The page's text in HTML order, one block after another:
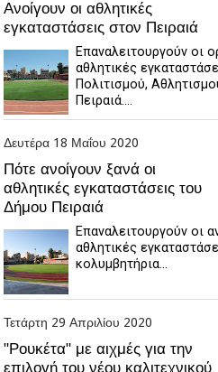
Ανοίγουν οι αθλητικές
εγκαταστάσεις στον Πειραιά
Επαναλειτουργούν οι
αθλητικές
Πολιτισμού,
Πειραιά....
Δευτέρα 18 Μαΐου 2020
Πότε ανοίγουν ξανά οι
αθλητικές εγκαταστάσεις του
Δήμου Πειραιά
Επαναλειτουργούν οι
αθλητικές
κολυμβητήρια...
Τετάρτη 29 Απριλίου 2020
"Ρουκέτα" με αιχμές για την
επιλογή του νέου καλιτεχνικού